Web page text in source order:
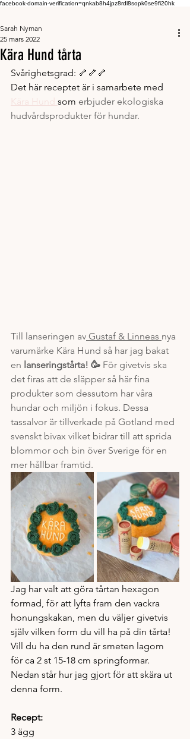
facebook-domain-verification=qnkab8h4jpz8rdl8sopk0se9fi20hk
Kära Hund tårta
Sarah Nyman
25 mars 2022
Svårighetsgrad: 🦴🦴🦴
Det här receptet är i samarbete med
Kära Hund som erbjuder ekologiska
hudvårdsprodukter för hundar.
Till lanseringen av Gustaf & Linneas nya
varumärke Kära Hund så har jag bakat
en lanseringstårta! 🥳 För givetvis ska
det firas att de släpper så här fina
produkter som dessutom har våra
hundar och miljön i fokus. Dessa
tassalvor är tillverkade på Gotland med
svenskt bivax vilket bidrar till att sprida
blommor och bin över Sverige för en
mer hållbar framtid.
Jag har valt att göra tårtan hexagon
formad, för att lyfta fram den vackra
honungskakan, men du väljer givetvis
själv vilken form du vill ha på din tårta!
Vill du ha den rund är smeten lagom
för ca 2 st 15-18 cm springformar.
Nedan står hur jag gjort för att skära ut
denna form.
Recept:
3 ägg